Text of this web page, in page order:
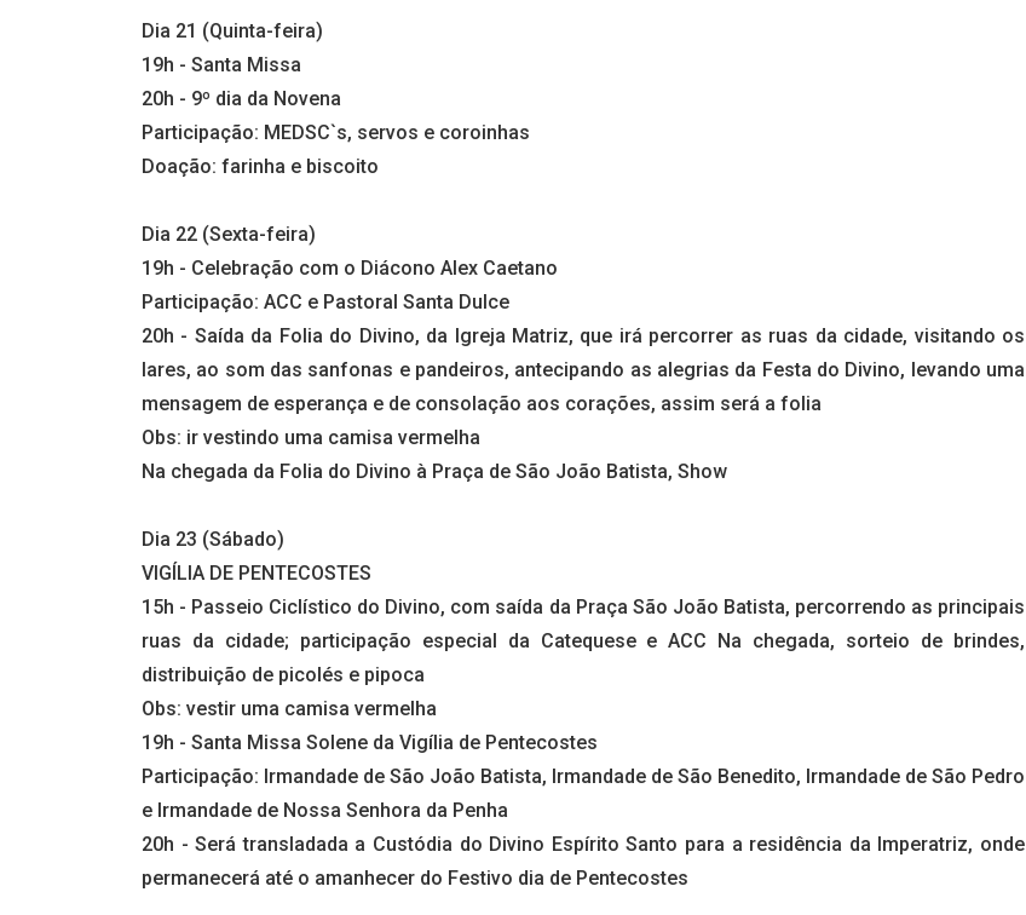
Dia 21 (Quinta-feira)
19h - Santa Missa
20h - 9º dia da Novena
Participação: MEDSC`s, servos e coroinhas
Doação: farinha e biscoito
Dia 22 (Sexta-feira)
19h - Celebração com o Diácono Alex Caetano
Participação: ACC e Pastoral Santa Dulce
20h - Saída da Folia do Divino, da Igreja Matriz, que irá percorrer as ruas da cidade, visitando os
lares, ao som das sanfonas e pandeiros, antecipando as alegrias da Festa do Divino, levando uma
mensagem de esperança e de consolação aos corações, assim será a folia
Obs: ir vestindo uma camisa vermelha
Na chegada da Folia do Divino à Praça de São João Batista, Show
Dia 23 (Sábado)
VIGÍLIA DE PENTECOSTES
15h - Passeio Ciclístico do Divino, com saída da Praça São João Batista, percorrendo as principais
ruas da cidade; participação especial da Catequese e ACC Na chegada, sorteio de brindes,
distribuição de picolés e pipoca
Obs: vestir uma camisa vermelha
19h - Santa Missa Solene da Vigília de Pentecostes
Participação: Irmandade de São João Batista, Irmandade de São Benedito, Irmandade de São Pedro
e Irmandade de Nossa Senhora da Penha
20h - Será transladada a Custódia do Divino Espírito Santo para a residência da Imperatriz, onde
permanecerá até o amanhecer do Festivo dia de Pentecostes